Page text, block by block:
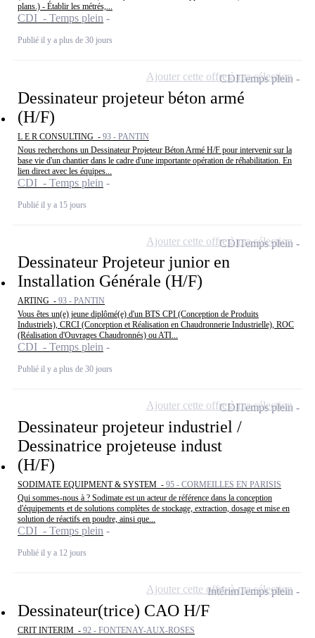
plans.) - Établir les métrés,...
CDI - Temps plein
Publié il y a plus de 30 jours
Dessinateur projeteur béton armé
(H/F)
L E R CONSULTING - 93 - PANTIN
Nous recherchons un Dessinateur Projeteur Béton Armé H/F pour intervenir sur la
base vie d'un chantier dans le cadre d'une importante opération de réhabilitation. En
lien direct avec les équipes...
CDI - Temps plein
Publié il y a 15 jours
CDITemps plein
Ajouter cette offre à ma sélection
Dessinateur Projeteur junior en
Installation Générale (H/F)
ARTING - 93 - PANTIN
Vous êtes un(e) jeune diplômé(e) d'un BTS CPI (Conception de Produits
Industriels), CRCI (Conception et Réalisation en Chaudronnerie Industrielle), ROC
(Réalisation d'Ouvrages Chaudronnés) ou ATI...
CDI - Temps plein
Publié il y a plus de 30 jours
CDITemps plein
Ajouter cette offre à ma sélection
Dessinateur projeteur industriel /
Dessinatrice projeteuse indust
(H/F)
SODIMATE EQUIPMENT & SYSTEM - 95 - CORMEILLES EN PARISIS
Qui sommes-nous à ? Sodimate est un acteur de référence dans la conception
d'équipements et de solutions complètes de stockage, extraction, dosage et mise en
solution de réactifs en poudre, ainsi que...
CDI - Temps plein
Publié il y a 12 jours
CDITemps plein
Ajouter cette offre à ma sélection
Dessinateur(trice) CAO H/F
CRIT INTERIM - 92 - FONTENAY-AUX-ROSES
IntérimTemps plein
Ajouter cette offre à ma sélection